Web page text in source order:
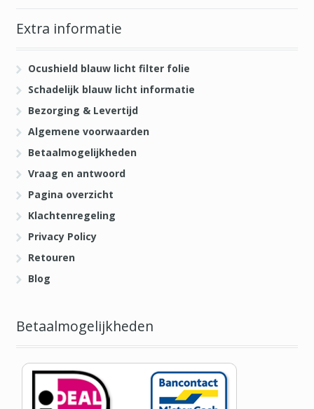
Extra informatie
Ocushield blauw licht filter folie
Schadelijk blauw licht informatie
Bezorging & Levertijd
Algemene voorwaarden
Betaalmogelijkheden
Vraag en antwoord
Pagina overzicht
Klachtenregeling
Privacy Policy
Retouren
Blog
Betaalmogelijkheden